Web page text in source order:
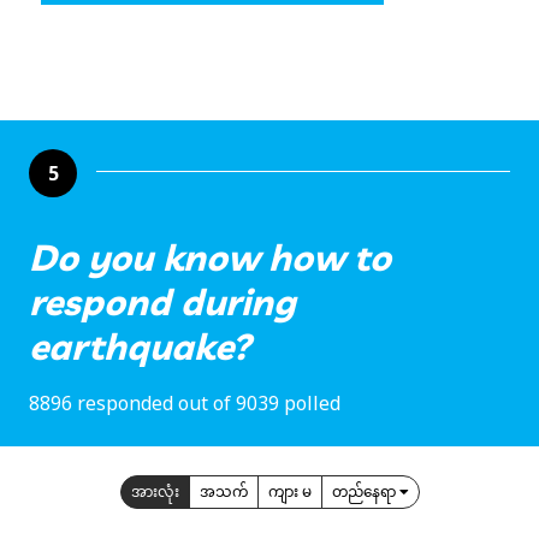
5
Do you know how to
respond during
earthquake?
8896 responded out of 9039 polled
အားလုံး အသက် ကျား မ တည်နေရာ